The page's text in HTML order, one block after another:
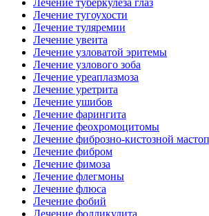
Лечение тугоухости
Лечение туляремии
Лечение увеита
Лечение узловатой эритемы
Лечение узлового зоба
Лечение уреаплазмоза
Лечение уретрита
Лечение ушибов
Лечение фарингита
Лечение феохромоцитомы
Лечение фиброзно-кистозной
Лечение фибром
Лечение фимоза
Лечение флегмоны
Лечение флюса
Лечение фобий
Лечение фолликулита